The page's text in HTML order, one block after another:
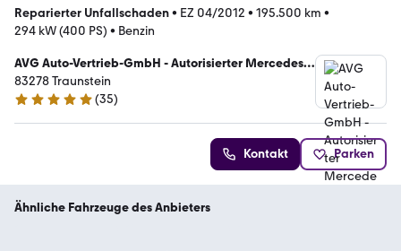
Reparierter Unfallschaden• EZ 04/2012 • 195.500 km •
294 kW (400 PS) • Benzin
AVG Auto-Vertrieb-GmbH - Autorisierter Mercedes-
Benz Verkauf und Service
83278 Traunstein
4.8 Sterne
(35)
Kontakt Parken
Ähnliche Fahrzeuge des Anbieters